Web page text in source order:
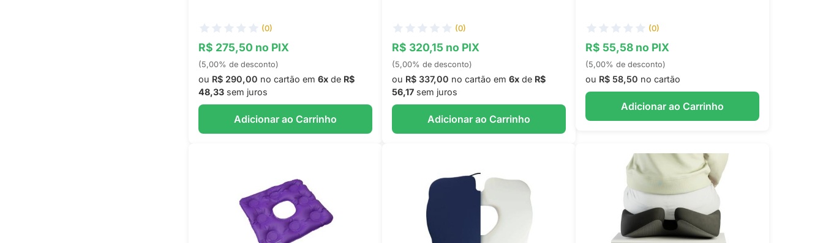
(0)
R$ 275,50 no PIX
(5,00% de desconto)
ou R$ 290,00 no cartão em 6xde R$
48,33sem juros
Adicionar ao Carrinho
(0)
R$ 320,15 no PIX
(5,00% de desconto)
ou R$ 337,00 no cartão em 6xde R$
56,17sem juros
Adicionar ao Carrinho
(0)
R$ 55,58 no PIX
(5,00% de desconto)
ou R$ 58,50 no cartão
Adicionar ao Carrinho